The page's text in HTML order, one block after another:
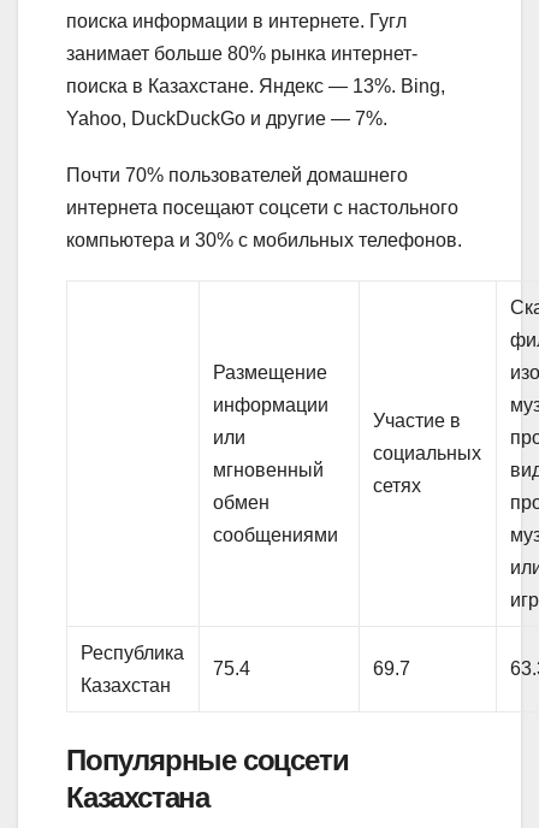
поиска информации в интернете. Гугл
занимает больше 80% рынка интернет-
поиска в Казахстане. Яндекс — 13%. Bing,
Yahoo, DuckDuckGo и другие — 7%.
Почти 70% пользователей домашнего
интернета посещают соцсети с настольного
компьютера и 30% с мобильных телефонов.
Размещение
информации
или
мгновенный
обмен
сообщениями
Участие в
социальных
сетях
игр
Республика
Казахстан
75.4 69.7
Популярные соцсети
Казахстана